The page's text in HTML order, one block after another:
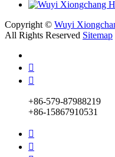
Copyright © Wuyi
All Rights Reserved Sitemap


+86-579-87988219
+86-15867910531

